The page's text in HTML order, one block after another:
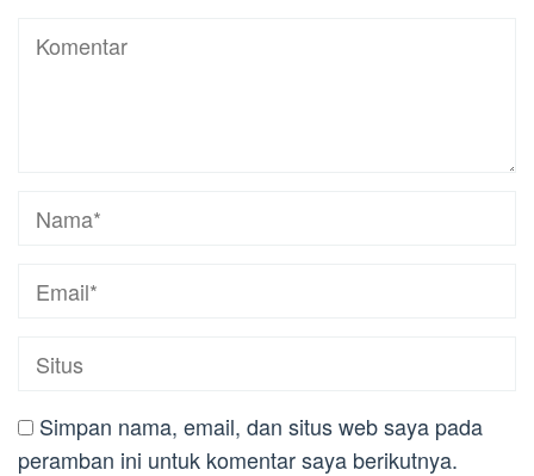
Simpan nama, email, dan situs web saya pada
peramban ini untuk komentar saya berikutnya.